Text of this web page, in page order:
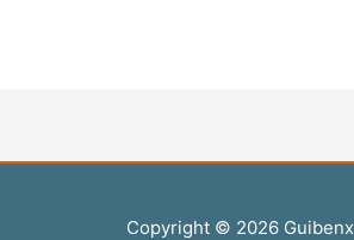
Copyright © 2026 Guibenx